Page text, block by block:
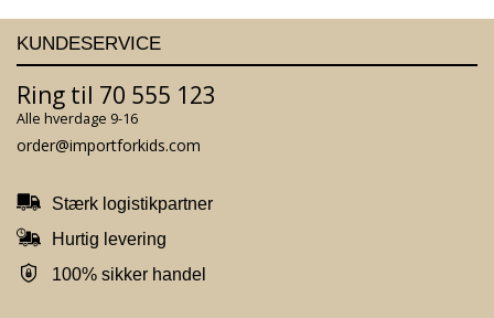
KUNDESERVICE
Ring til 70 555 123
Alle hverdage 9-16
order@importforkids.com
Stærk logistikpartner
Hurtig levering
100% sikker handel